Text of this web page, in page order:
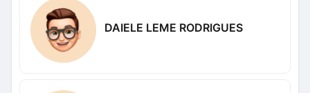
DAIELE LEME RODRIGUES